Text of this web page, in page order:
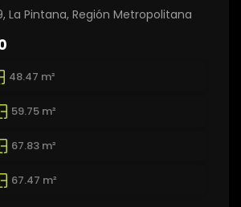
La Pintana, Región Metropolitana
48.47 m²
59.75 m²
67.83 m²
67.47 m²